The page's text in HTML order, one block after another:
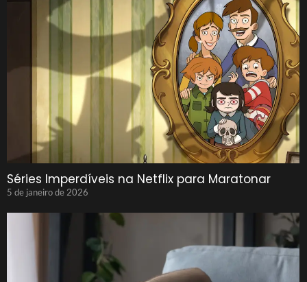
Séries Imperdíveis na Netflix para Maratonar
5 de janeiro de 2026